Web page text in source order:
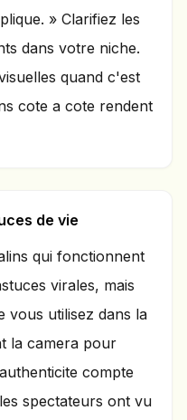
» Clarifiez les
dans votre niche.
quand c'est
cote a cote rendent
de vie
qui fonctionnent
virales, mais
vous utilisez dans la
la camera pour
compte
spectateurs ont vu